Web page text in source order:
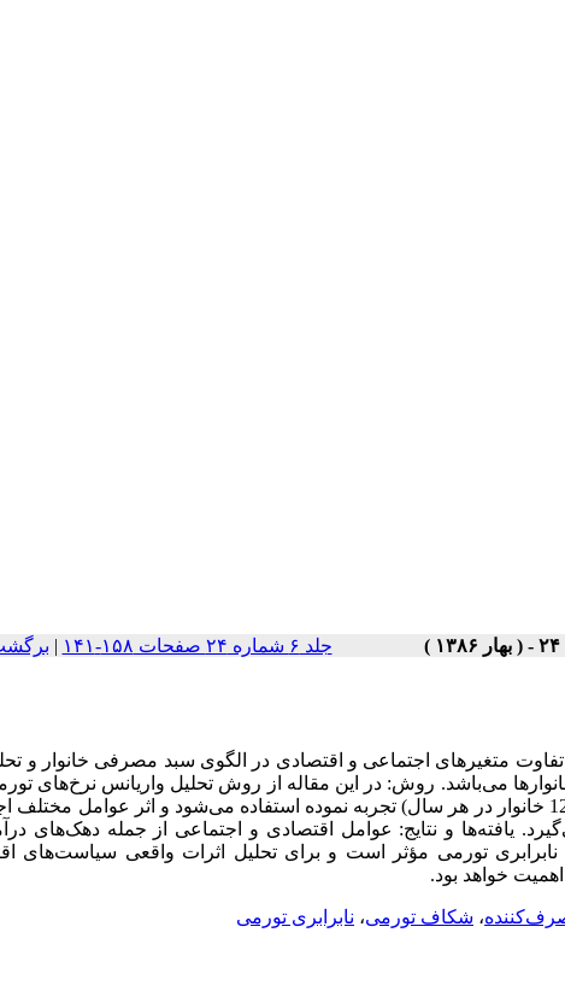
جلد ۶ شماره ۲۴ صفحات ۱۵۸-۱۴۱ |
متغیرهای اجتماعی و اقتصادی در الگوی سبد مصرفی خانوار و
می‌باشد. روش: در این مقاله از روش تحلیل واریانس نرخ‌های
خانوار در نقاط شهری ایران طی دوره 1374 الی 1382 (حدود 12000 خانوار در هر سال) تجربه نموده استفاده می‌شود و اثر عوامل
یافته‌ها و نتایج: عوامل اقتصادی و اجتماعی از جمله دهک‌های
تورمی مؤثر است و برای تحلیل اثرات واقعی سیاست‌های
اهمیت خواهد بود.
، شکاف تورمی، نابرابری تورمی